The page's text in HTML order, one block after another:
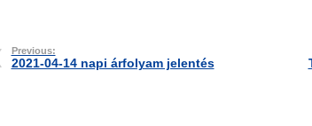
Previous:
2021-04-14 napi árfolyam jelentés